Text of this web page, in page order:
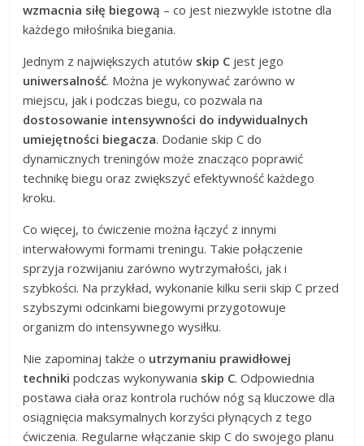
wzmacnia siłę biegową – co jest niezwykle istotne dla
każdego miłośnika biegania.
Jednym z największych atutów skip C jest jego
uniwersalność. Można je wykonywać zarówno w
miejscu, jak i podczas biegu, co pozwala na
dostosowanie intensywności do indywidualnych
umiejętności biegacza. Dodanie skip C do
dynamicznych treningów może znacząco poprawić
technikę biegu oraz zwiększyć efektywność każdego
kroku.
Co więcej, to ćwiczenie można łączyć z innymi
interwałowymi formami treningu. Takie połączenie
sprzyja rozwijaniu zarówno wytrzymałości, jak i
szybkości. Na przykład, wykonanie kilku serii skip C przed
szybszymi odcinkami biegowymi przygotowuje
organizm do intensywnego wysiłku.
Nie zapominaj także o utrzymaniu prawidłowej
techniki podczas wykonywania skip C. Odpowiednia
postawa ciała oraz kontrola ruchów nóg są kluczowe dla
osiągnięcia maksymalnych korzyści płynących z tego
ćwiczenia. Regularne włączanie skip C do swojego planu